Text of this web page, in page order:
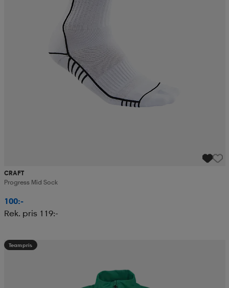
CRAFT
Progress Mid Sock
100:-
Rek. pris 119:-
Teampris